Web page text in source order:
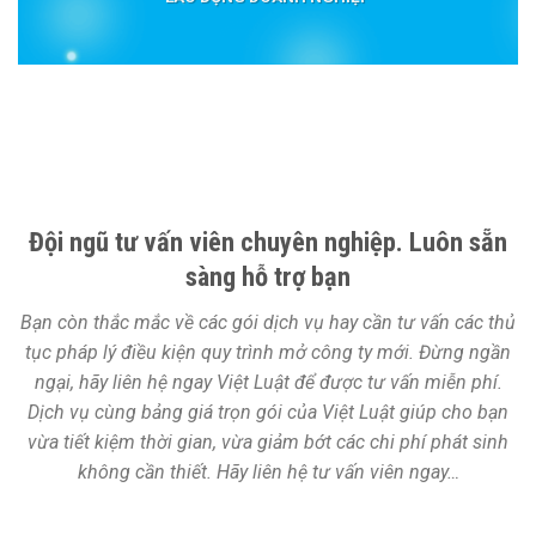
Đội ngũ tư vấn viên chuyên nghiệp. Luôn sẵn
sàng hỗ trợ bạn
Bạn còn thắc mắc về các gói dịch vụ hay cần tư vấn các thủ
tục pháp lý điều kiện quy trình mở công ty mới. Đừng ngần
ngại, hãy liên hệ ngay Việt Luật để được tư vấn miễn phí.
Dịch vụ cùng bảng giá trọn gói của Việt Luật giúp cho bạn
vừa tiết kiệm thời gian, vừa giảm bớt các chi phí phát sinh
không cần thiết. Hãy liên hệ tư vấn viên ngay…